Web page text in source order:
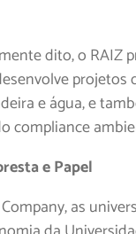
dito, o RAIZ
projetos
e água, e
compliance
e Papel
as